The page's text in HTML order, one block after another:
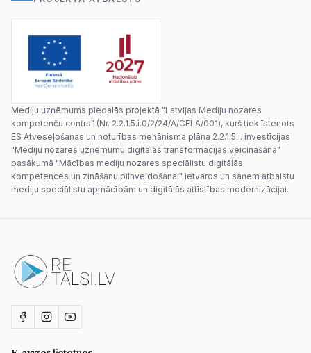
Mediju uzņēmums piedalās projektā "Latvijas Mediju nozares
kompetenču centrs" (Nr. 2.2.1.5.i.0/2/24/A/CFLA/001), kurš tiek īstenots
ES Atveseļošanas un noturības mehānisma plāna 2.2.1.5.i. investīcijas
"Mediju nozares uzņēmumu digitālās transformācijas veicināšana"
pasākumā "Mācības mediju nozares speciālistu digitālās
kompetences un zināšanu pilnveidošanai" ietvaros un saņem atbalstu
mediju speciālistu apmācībām un digitālās attīstības modernizācijai.